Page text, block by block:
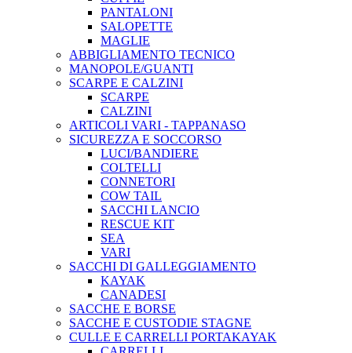
PANTALONI
SALOPETTE
MAGLIE
ABBIGLIAMENTO TECNICO
MANOPOLE/GUANTI
SCARPE E CALZINI
SCARPE
CALZINI
ARTICOLI VARI - TAPPANASO
SICUREZZA E SOCCORSO
LUCI/BANDIERE
COLTELLI
CONNETORI
COW TAIL
SACCHI LANCIO
RESCUE KIT
SEA
VARI
SACCHI DI GALLEGGIAMENTO
KAYAK
CANADESI
SACCHE E BORSE
SACCHE E CUSTODIE STAGNE
CULLE E CARRELLI PORTAKAYAK